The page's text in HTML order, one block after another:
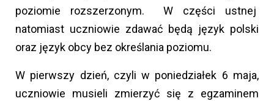
poziomie rozszerzonym. W części ustnej
natomiast uczniowie zdawać będą język polski
oraz język obcy bez określania poziomu.
W pierwszy dzień, czyli w poniedziałek 6 maja,
uczniowie musieli zmierzyć się z egzaminem